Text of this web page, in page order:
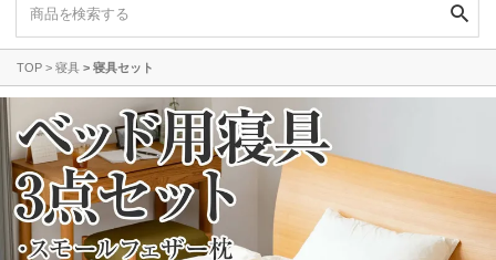
TOP 寝具 寝具セット